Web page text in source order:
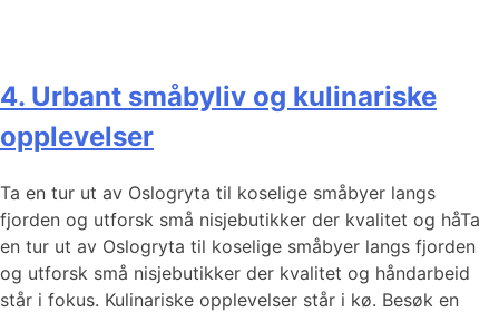
4. Urbant småbyliv og kulinariske
opplevelser
Ta en tur ut av Oslogryta til koselige småbyer langs
fjorden og utforsk små nisjebutikker der kvalitet og håTa
en tur ut av Oslogryta til koselige småbyer langs fjorden
og utforsk små nisjebutikker der kvalitet og håndarbeid
står i fokus. Kulinariske opplevelser står i kø. Besøk en